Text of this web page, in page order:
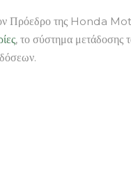
Πρόεδρο της Honda
, το σύστημα μετάδοσης